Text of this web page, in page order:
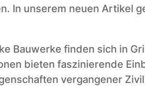
In unserem neuen Artikel
Bauwerke finden sich in
bieten faszinierende
vergangener